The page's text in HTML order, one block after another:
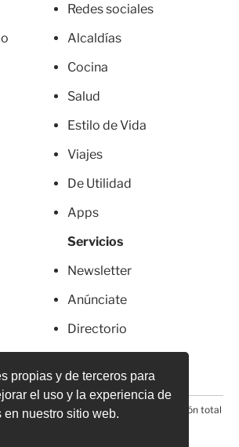
propias y de terceros para
el uso y la experiencia de
en nuestro sitio web.
Redes sociales
Alcaldías
Cocina
Salud
Estilo de Vida
Viajes
De Utilidad
Apps
Servicios
Newsletter
Anúnciate
Directorio
reservados. Prohibida la reproducción total
cualquier medio electrónico*